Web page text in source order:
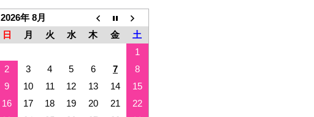
2026年 8月
日
月 火 水 木 金
土
1
2
3 4 5 6 7
8
9
10 11 12 13 14
15
16
17 18 19 20 21
22